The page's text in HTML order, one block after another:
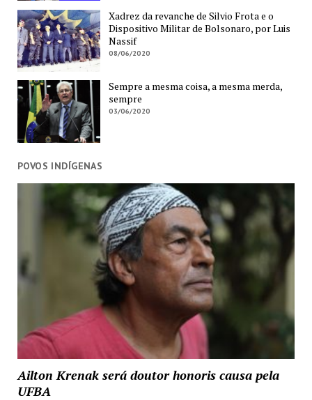
Xadrez da revanche de Silvio Frota e o
Dispositivo Militar de Bolsonaro, por Luis
Nassif
08/06/2020
Sempre a mesma coisa, a mesma merda,
sempre
03/06/2020
POVOS INDÍGENAS
Ailton Krenak será doutor honoris causa pela
UFBA